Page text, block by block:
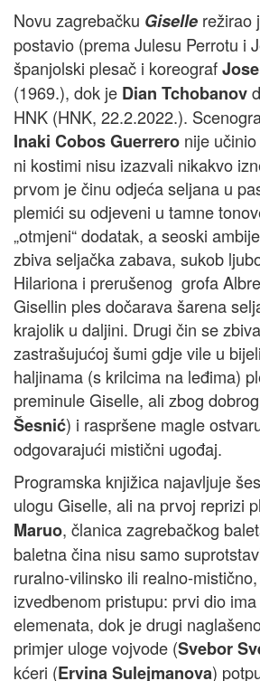
Novu zagrebačku Giselle režirao
postavio (prema Julesu Perrotu i
španjolski plesač i koreograf
(1969.), dok je Dian Tchobanov
HNK (HNK, 22.2.2022.).
Inaki Cobos Guerrero nije
ni kostimi nisu izazvali nikakvo
prvom je činu odjeća seljana u
plemići su odjeveni u tamne
„otmjeni“ dodatak, a seoski
zbiva seljačka zabava, sukob
Hilariona i prerušenog grofa
Gisellin ples dočarava šarena
krajolik u daljini. Drugi čin se
zastrašujućoj šumi gdje vile u
haljinama (s krilcima na leđima)
preminule Giselle, ali zbog
Šesnić) i raspršene magle
odgovarajući mistični ugođaj.
Programska knjižica najavljuje
ulogu Giselle, ali na prvoj reprizi
Maruo, članica zagrebačkog
baletna čina nisu samo
ruralno-vilinsko ili realno-
izvedbenom pristupu: prvi dio
elemenata, dok je drugi
primjer uloge vojvode (Svebor
kćeri (Ervina Sulejmanova)